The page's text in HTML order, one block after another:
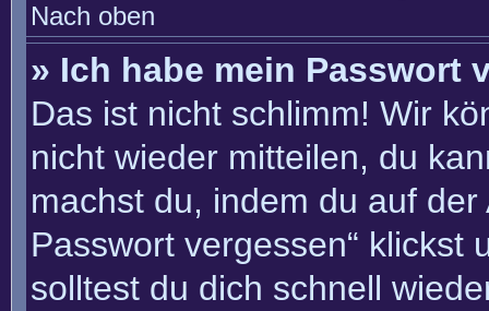
Nach oben
» Ich habe mein Passwort
Das ist nicht schlimm! Wir
nicht wieder mitteilen, du
machst du, indem du auf
Passwort vergessen“ klickst
solltest du dich schnell